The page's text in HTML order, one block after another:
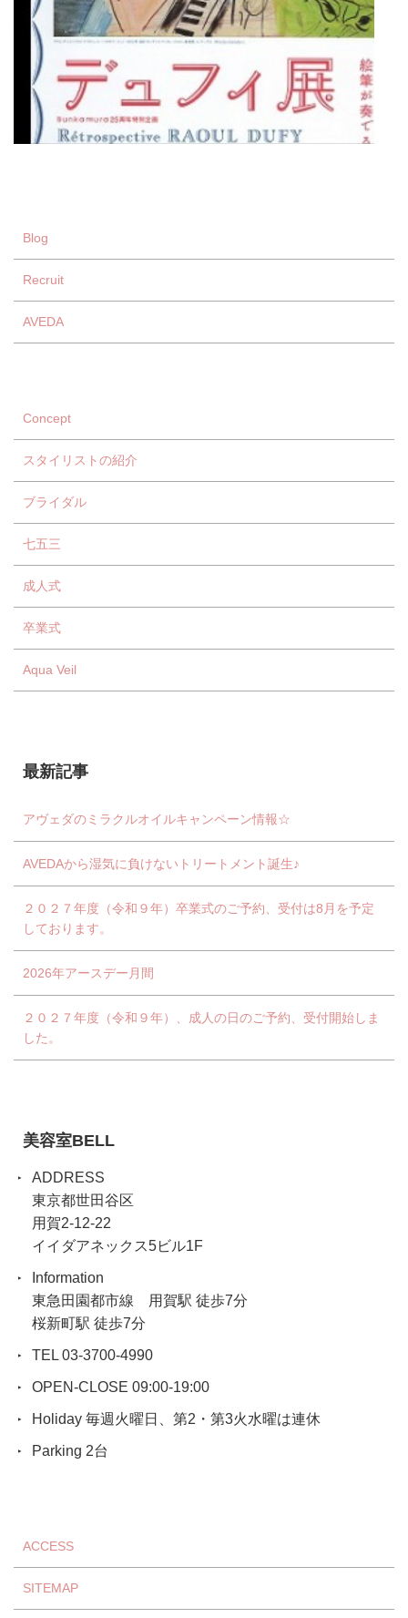
Blog
Recruit
AVEDA
Concept
スタイリストの紹介
ブライダル
七五三
成人式
卒業式
Aqua Veil
最新記事
アヴェダのミラクルオイルキャンペーン情報☆
AVEDAから湿気に負けないトリートメント誕生♪
２０２７年度（令和９年）卒業式のご予約、受付は8月を予定
しております。
2026年アースデー月間
２０２７年度（令和９年）、成人の日のご予約、受付開始しま
した。
美容室BELL
ADDRESS
東京都世田谷区
用賀2-12-22
イイダアネックス5ビル1F
Information
東急田園都市線 用賀駅 徒歩7分
桜新町駅 徒歩7分
TEL 03-3700-4990
OPEN-CLOSE 09:00-19:00
Holiday 毎週火曜日、第2・第3火水曜は連休
Parking 2台
ACCESS
SITEMAP